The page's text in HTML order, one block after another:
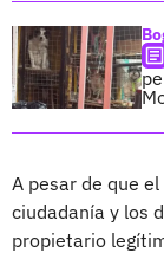
A pesar de que
ciudadanía y los
propietario